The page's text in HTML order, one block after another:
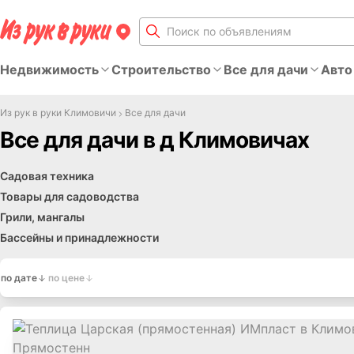
Недвижимость Строительство Все для дачи
Из рук в руки Климовичи Все для дачи
Все для дачи в д Климовичах
Садовая техника
Товары для садоводства
Грили, мангалы
Бассейны и принадлежности
по дате по цене